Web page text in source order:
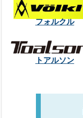
フォルクル
トアルソン